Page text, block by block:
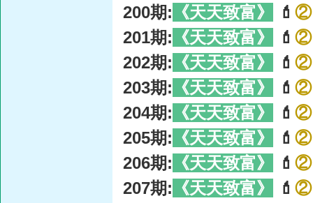
200期: 《天天致富》 💄 ②
201期: 《天天致富》 💄 ②
202期: 《天天致富》 💄 ②
203期: 《天天致富》 💄 ②
204期: 《天天致富》 💄 ②
205期: 《天天致富》 💄 ②
206期: 《天天致富》 💄 ②
207期: 《天天致富》 💄 ②